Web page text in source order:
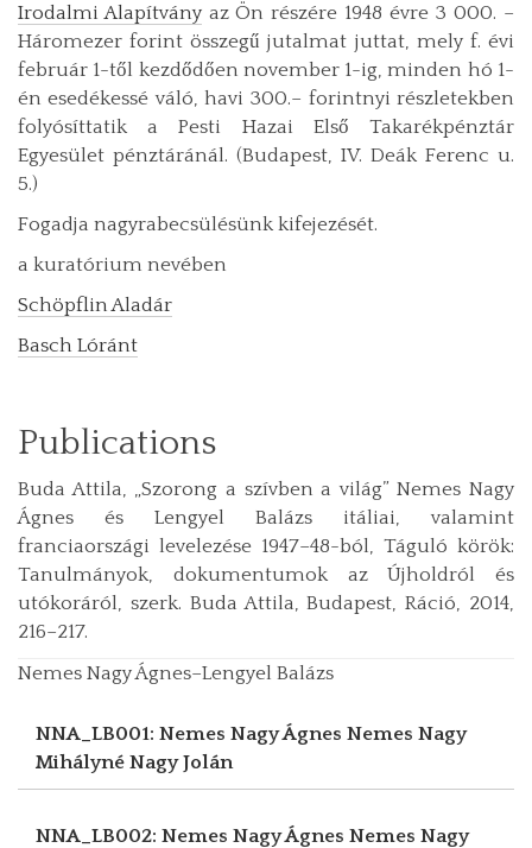
Irodalmi Alapítványaz Ön részére 1948 évre 3 000. –
Háromezer forint összegű jutalmat juttat, mely f. évi
február 1-től kezdődően november 1-ig, minden hó 1-
én esedékessé váló, havi 300.– forintnyi részletekben
folyósíttatik a Pesti Hazai Első Takarékpénztár
Egyesület pénztáránál. (Budapest, IV. Deák Ferenc u.
5.)
Fogadja nagyrabecsülésünk kifejezését.
a kuratórium nevében
Schöpflin Aladár
Basch Lóránt
Publications
Buda Attila, „Szorong a szívben a világ” Nemes Nagy
Ágnes és Lengyel Balázs itáliai, valamint
franciaországi levelezése 1947–48-ból, Táguló körök:
Tanulmányok, dokumentumok az Újholdról és
utókoráról, szerk. Buda Attila, Budapest, Ráció, 2014,
216–217.
Nemes Nagy Ágnes–Lengyel Balázs
NNA_LB001: Nemes Nagy Ágnes Nemes Nagy
Mihályné Nagy Jolán
NNA_LB002: Nemes Nagy Ágnes Nemes Nagy